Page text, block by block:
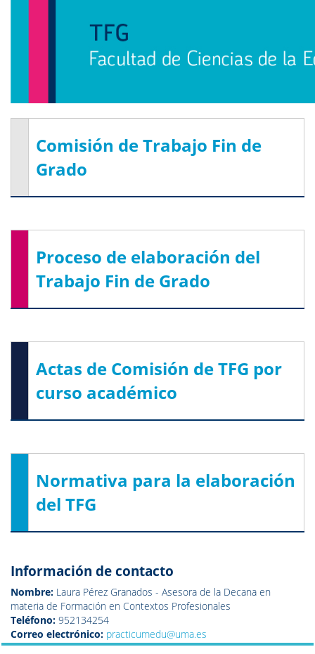
Comisión de Trabajo Fin de
Grado
Proceso de elaboración del
Trabajo Fin de Grado
Actas de Comisión de TFG por
curso académico
Normativa para la elaboración
del TFG
Información de contacto
Nombre: Laura Pérez Granados - Asesora de la Decana en
materia de Formación en Contextos Profesionales
Teléfono: 952134254
Correo electrónico: practicumedu@uma.es